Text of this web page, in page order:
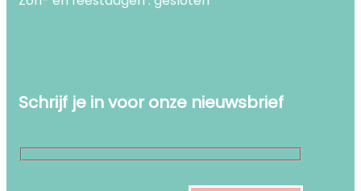
Schrijf je in voor onze nieuwsbrief